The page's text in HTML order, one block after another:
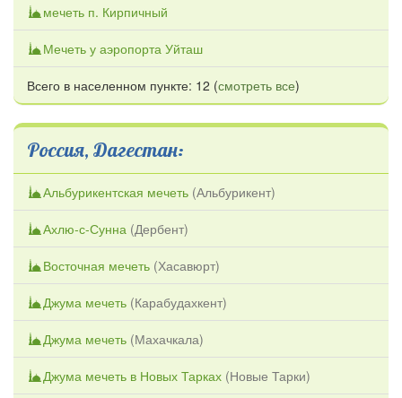
мечеть п. Кирпичный
Мечеть у аэропорта Уйташ
Всего в населенном пункте: 12 (смотреть все)
Россия, Дагестан:
Альбурикентская мечеть (Альбурикент)
Ахлю-с-Сунна (Дербент)
Восточная мечеть (Хасавюрт)
Джума мечеть (Карабудахкент)
Джума мечеть (Махачкала)
Джума мечеть в Новых Тарках (Новые Тарки)